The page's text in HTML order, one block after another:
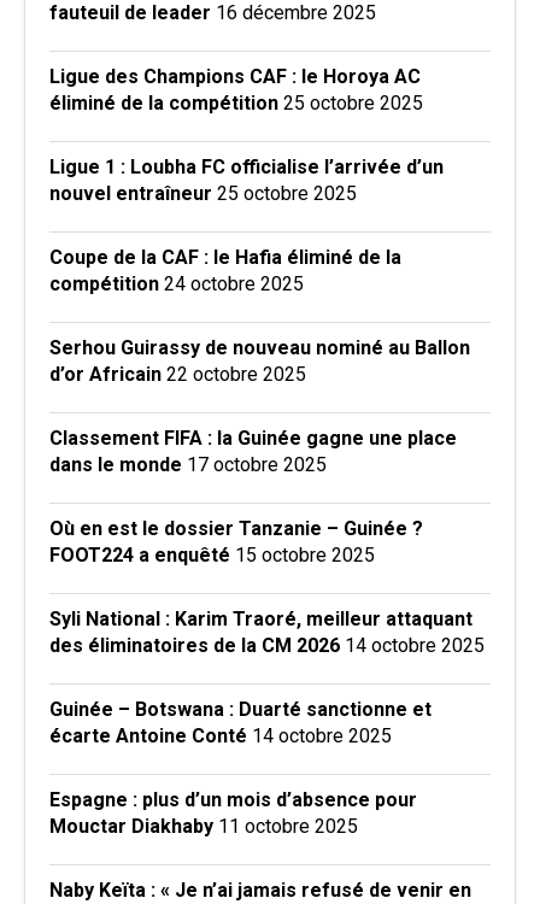
fauteuil de leader 16 décembre 2025
Ligue des Champions CAF : le Horoya AC
éliminé de la compétition 25 octobre 2025
Ligue 1 : Loubha FC officialise l’arrivée d’un
nouvel entraîneur 25 octobre 2025
Coupe de la CAF : le Hafia éliminé de la
compétition 24 octobre 2025
Serhou Guirassy de nouveau nominé au Ballon
d’or Africain 22 octobre 2025
Classement FIFA : la Guinée gagne une place
dans le monde 17 octobre 2025
Où en est le dossier Tanzanie – Guinée ?
FOOT224 a enquêté 15 octobre 2025
Syli National : Karim Traoré, meilleur attaquant
des éliminatoires de la CM 2026 14 octobre 2025
Guinée – Botswana : Duarté sanctionne et
écarte Antoine Conté 14 octobre 2025
Espagne : plus d’un mois d’absence pour
Mouctar Diakhaby 11 octobre 2025
Naby Keïta : « Je n’ai jamais refusé de venir en